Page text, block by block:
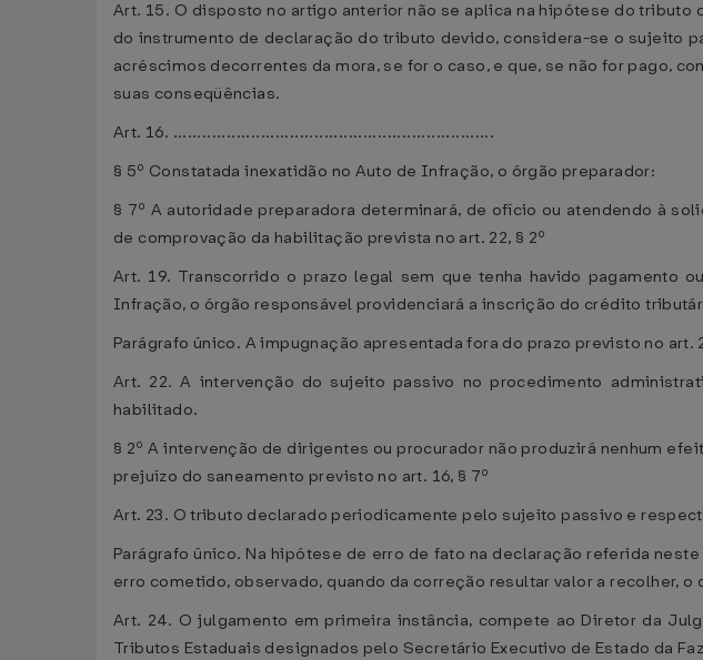
Art. 15. O disposto no artigo anterior não se aplica na hipótese do
do instrumento de declaração do tributo devido, considera-se o sujeito
acréscimos decorrentes da mora, se for o caso, e que, se não for pago,
suas conseqüências.
Art. 16. ..................................................................
§ 5º Constatada inexatidão no Auto de Infração, o órgão preparador:
§ 7º A autoridade preparadora determinará, de ofício ou atendendo à
de comprovação da habilitação prevista no art. 22, § 2º
Art. 19. Transcorrido o prazo legal sem que tenha havido pagamento
Infração, o órgão responsável providenciará a inscrição do crédito
Parágrafo único. A impugnação apresentada fora do prazo previsto no
Art. 22. A intervenção do sujeito passivo no procedimento
habilitado.
§ 2º A intervenção de dirigentes ou procurador não produzirá nenhum
prejuízo do saneamento previsto no art. 16, § 7º
Art. 23. O tributo declarado periodicamente pelo sujeito passivo e
Parágrafo único. Na hipótese de erro de fato na declaração referida
erro cometido, observado, quando da correção resultar valor a recolher, o
Art. 24. O julgamento em primeira instância, compete ao Diretor da
Tributos Estaduais designados pelo Secretário Executivo de Estado da